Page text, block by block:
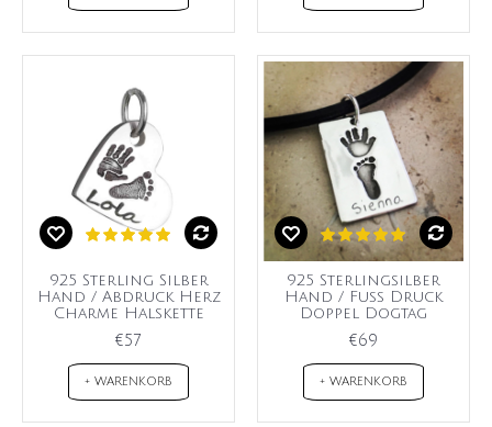
925 Sterling Silber
Hand / Abdruck Herz
Charme Halskette
€57
+ WARENKORB
925 Sterlingsilber
Hand / Fuß Druck
Doppel Dogtag
€69
+ WARENKORB